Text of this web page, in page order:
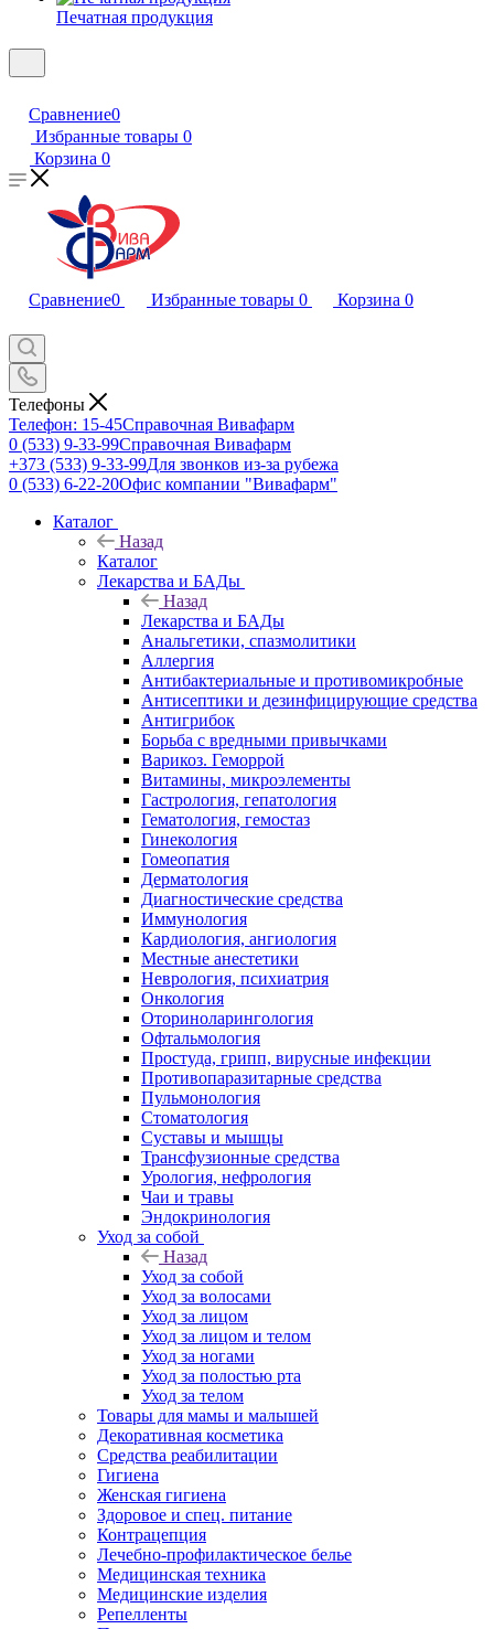
Печатная продукция
Сравнение0
Избранные товары 0
Корзина 0
Сравнение0 Избранные товары 0 Корзина 0
Телефоны
Телефон: 15-45Справочная Вивафарм
0 (533) 9-33-99Справочная Вивафарм
+373 (533) 9-33-99Для звонков из-за рубежа
0 (533) 6-22-20Офис компании "Вивафарм"
Каталог
Назад
Каталог
Лекарства и БАДы
Назад
Лекарства и БАДы
Анальгетики, спазмолитики
Аллергия
Антибактериальные и противомикробные
Антисептики и дезинфицирующие средства
Антигрибок
Борьба с вредными привычками
Варикоз. Геморрой
Витамины, микроэлементы
Гастрология, гепатология
Гематология, гемостаз
Гинекология
Гомеопатия
Дерматология
Диагностические средства
Иммунология
Кардиология, ангиология
Местные анестетики
Неврология, психиатрия
Онкология
Оториноларингология
Офтальмология
Простуда, грипп, вирусные инфекции
Противопаразитарные средства
Пульмонология
Стоматология
Суставы и мышцы
Трансфузионные средства
Урология, нефрология
Чаи и травы
Эндокринология
Уход за собой
Назад
Уход за собой
Уход за волосами
Уход за лицом
Уход за лицом и телом
Уход за ногами
Уход за полостью рта
Уход за телом
Товары для мамы и малышей
Декоративная косметика
Средства реабилитации
Гигиена
Женская гигиена
Здоровое и спец. питание
Контрацепция
Лечебно-профилактическое белье
Медицинская техника
Медицинские изделия
Репелленты